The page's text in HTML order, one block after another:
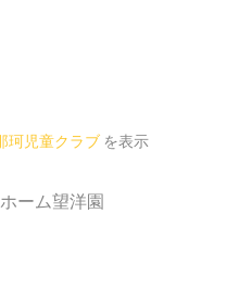
珂児童クラブ を表示
ーム望洋園